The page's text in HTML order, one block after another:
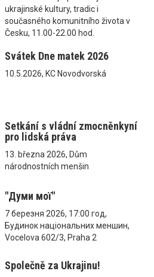
ukrajinské kultury, tradic i
současného komunitního života v
Česku, 11.00-22.00 hod.
Svátek Dne matek 2026
10.5.2026, KC Novodvorská
Setkání s vládní zmocněnkyní
pro lidská práva
13. března 2026, Dům
národnostních menšin
"Думи мої"
7 березня 2026, 17:00 год,
Будинок національних меншин,
Vocelova 602/3, Praha 2
Společně za Ukrajinu!